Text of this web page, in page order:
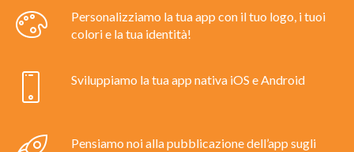
Personalizziamo la tua app con il tuo logo, i tuoi
colori e la tua identità!
Sviluppiamo la tua app nativa iOS e Android
Pensiamo noi alla pubblicazione dell’app sugli